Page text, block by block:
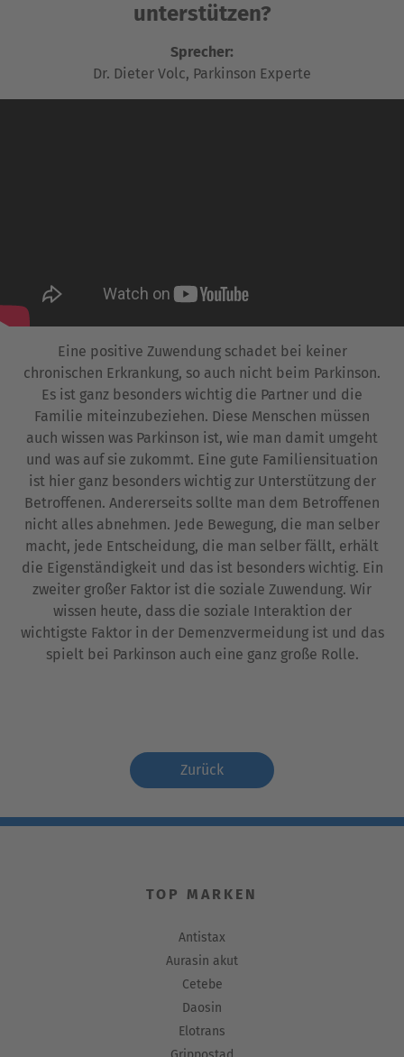
unterstützen?
Sprecher:
Dr. Dieter Volc, Parkinson Experte
Eine positive Zuwendung schadet bei keiner
chronischen Erkrankung, so auch nicht beim Parkinson.
Es ist ganz besonders wichtig die Partner und die
Familie miteinzubeziehen. Diese Menschen müssen
auch wissen was Parkinson ist, wie man damit umgeht
und was auf sie zukommt. Eine gute Familiensituation
ist hier ganz besonders wichtig zur Unterstützung der
Betroffenen. Andererseits sollte man dem Betroffenen
nicht alles abnehmen. Jede Bewegung, die man selber
macht, jede Entscheidung, die man selber fällt, erhält
die Eigenständigkeit und das ist besonders wichtig. Ein
zweiter großer Faktor ist die soziale Zuwendung. Wir
wissen heute, dass die soziale Interaktion der
wichtigste Faktor in der Demenzvermeidung ist und das
spielt bei Parkinson auch eine ganz große Rolle.
Zurück
TOP MARKEN
Antistax
Aurasin akut
Cetebe
Daosin
Elotrans